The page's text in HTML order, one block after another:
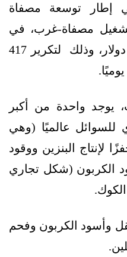
إطار توسعة مصفاة
تشغيل مصفاة-غرب، في
عام 2014، بتكلفة 12 مليار دولار، وذلك لتكرير 417
واحدة من أكبر
للسوائل عالميًا (وهي
لإنتاج البنزين ووقود
الكربون (شكل تجاري
وأسود الكربون وفحم